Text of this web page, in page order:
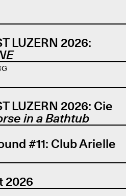
LUZERN 2026:
LUZERN 2026: Cie
in a Bathtub
#11: Club Arielle
2026